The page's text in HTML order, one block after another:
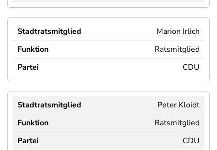
Marion Irlich
Ratsmitglied
CDU
Peter Kloidt
Ratsmitglied
CDU